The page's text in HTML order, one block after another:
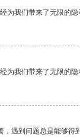
为我们带来了无限的隐
为我们带来了无限的隐
遇到问题总是能够得